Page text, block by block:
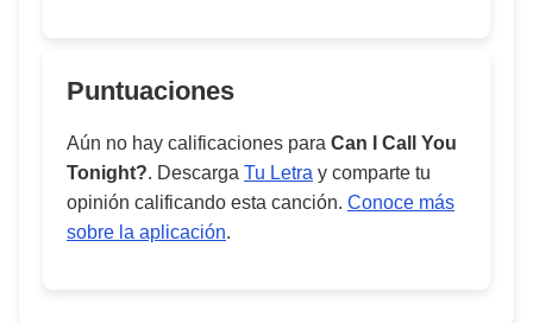
Puntuaciones
Aún no hay calificaciones para Can I Call You
Tonight?. Descarga Tu Letra y comparte tu
opinión calificando esta canción. Conoce más
sobre la aplicación.